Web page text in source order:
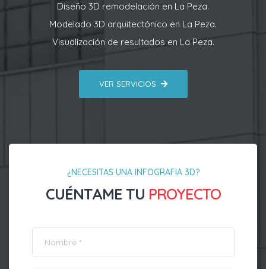
Diseño 3D remodelación en La Peza.
Modelado 3D arquitectónico en La Peza.
Visualización de resultados en La Peza.
VER SERVICIOS
¿NECESITAS UNA INFOGRAFIA 3D?
CUÉNTAME TU PROYECTO